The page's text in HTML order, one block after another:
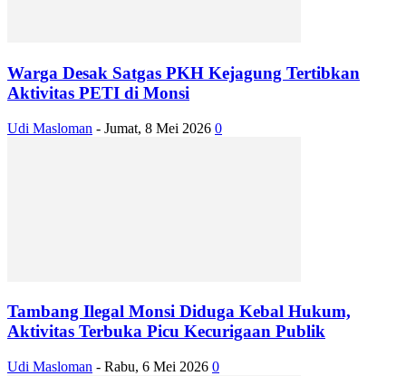
Warga Desak Satgas PKH Kejagung Tertibkan
Aktivitas PETI di Monsi
Udi Masloman - Jumat, 8 Mei 2026 0
Tambang Ilegal Monsi Diduga Kebal Hukum,
Aktivitas Terbuka Picu Kecurigaan Publik
Udi Masloman - Rabu, 6 Mei 2026 0